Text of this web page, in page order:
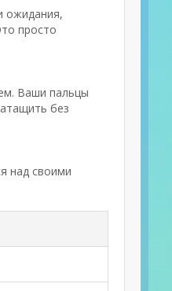
ожидания,
просто
Ваши пальцы
без
над своими